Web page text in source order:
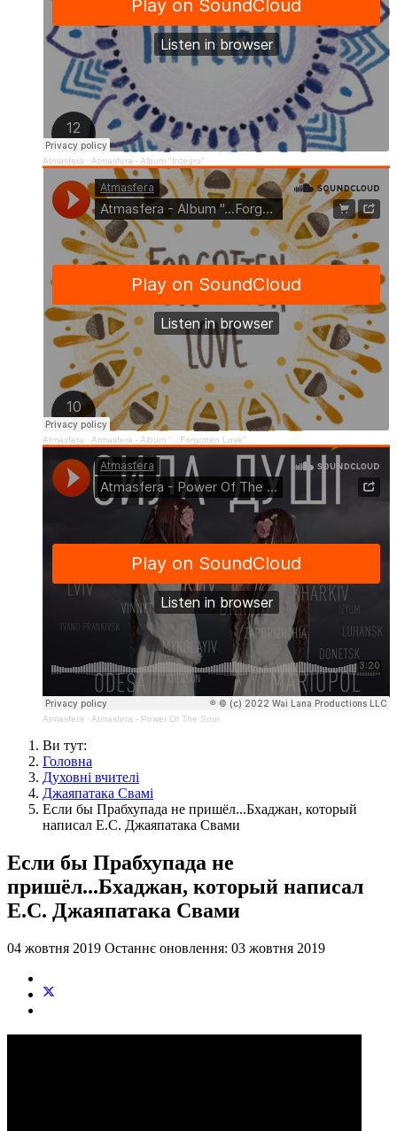
Atmasfera · Atmasfera - Album "Integro"
Atmasfera · Atmasfera - Album "...Forgotten Love"
Atmasfera · Atmasfera - Power Of The Soul
Ви тут:
Головна
Духовні вчителі
Джаяпатака Свамі
Если бы Прабхупада не пришёл...Бхаджан, который
написал Е.С. Джаяпатака Свами
Если бы Прабхупада не
пришёл...Бхаджан, который написал
Е.С. Джаяпатака Свами
04 жовтня 2019 Останнє оновлення: 03 жовтня 2019